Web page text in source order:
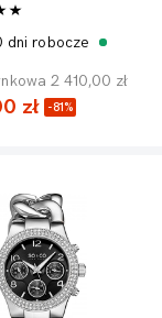
dni robocze
2 410,00 zł
zł -81%